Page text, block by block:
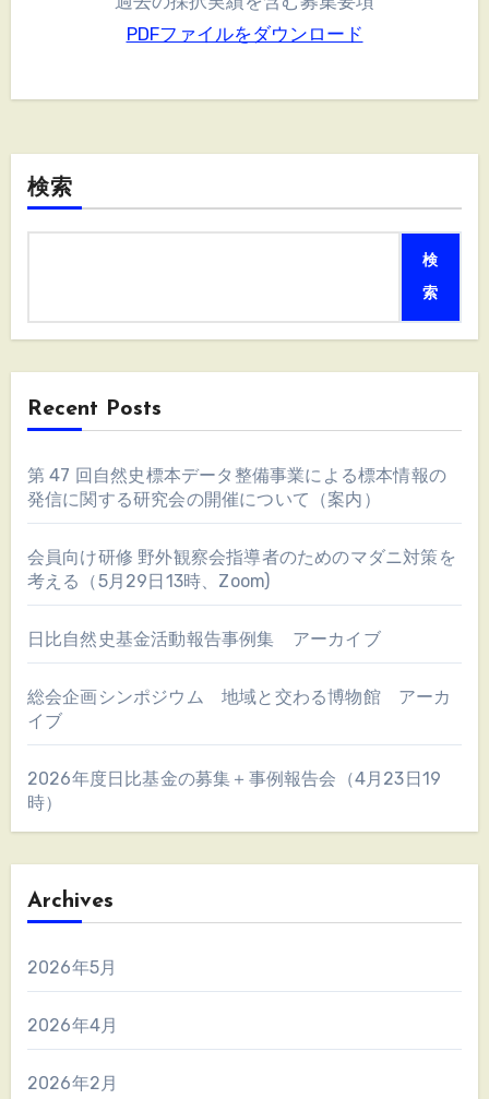
PDFファイルをダウンロード
検索
検
索
Recent Posts
第 47 回自然史標本データ整備事業による標本情報の
発信に関する研究会の開催について（案内）
会員向け研修 野外観察会指導者のためのマダニ対策を
考える（5月29日13時、Zoom)
日比自然史基金活動報告事例集 アーカイブ
総会企画シンポジウム 地域と交わる博物館 アーカ
イブ
2026年度日比基金の募集＋事例報告会（4月23日19
時）
Archives
2026年5月
2026年4月
2026年2月